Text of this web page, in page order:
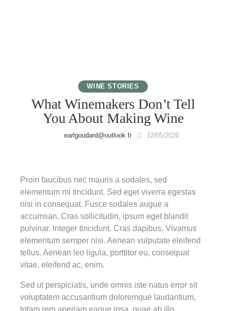
WINE STORIES
What Winemakers Don’t Tell
You About Making Wine
earlgoudard@outlook.fr 12/05/2020
Proin faucibus nec mauris a sodales, sed
elementum mi tincidunt. Sed eget viverra egestas
nisi in consequat. Fusce sodales augue a
accumsan. Cras sollicitudin, ipsum eget blandit
pulvinar. Integer tincidunt. Cras dapibus. Vivamus
elementum semper nisi. Aenean vulputate eleifend
tellus. Aenean leo ligula, porttitor eu, consequat
vitae, eleifend ac, enim.
Sed ut perspiciatis, unde omnis iste natus error sit
voluptatem accusantium doloremque laudantium,
totam rem aperiam eaque ipsa, quae ab illo